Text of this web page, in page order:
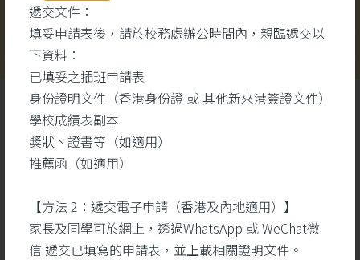
學生成就 更多
遞交文件：
填妥申請表後，請於校務處辦公時間內，親臨遞交以
下資料：
已填妥之插班申請表
身份證明文件（香港身份證 或 其他新來港簽證文件）
學校成績表副本
獎狀、證書等（如適用）
推薦函（如適用）
【方法 2：遞交電子申請（香港及內地適用）】
家長及同學可於網上，透過WhatsApp 或 WeChat微
信 遞交已填寫的申請表，並上載相關證明文件。